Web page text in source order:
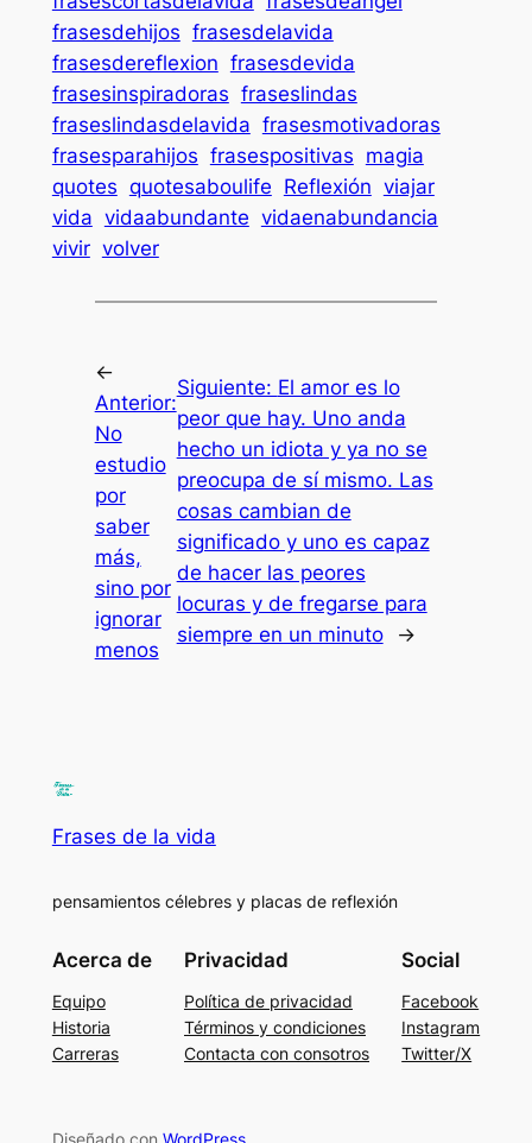
frasesdehijos frasesdelavida
frasesdereflexion frasesdevida
frasesinspiradoras fraseslindas
fraseslindasdelavida frasesmotivadoras
frasesparahijos frasespositivas magia
quotes quotesaboulife Reflexión viajar
vida vidaabundante vidaenabundancia
vivir volver
←
Anterior:
No
estudio
por
saber
más,
sino por
ignorar
menos
Siguiente: El amor es lo
peor que hay. Uno anda
hecho un idiota y ya no se
preocupa de sí mismo. Las
cosas cambian de
significado y uno es capaz
de hacer las peores
locuras y de fregarse para
siempre en un minuto
→
Frases de la vida
pensamientos célebres y placas de reflexión
Acerca de
Equipo
Historia
Carreras
Privacidad
Política de privacidad
Términos y condiciones
Contacta con consotros
Social
Facebook
Instagram
Twitter/X